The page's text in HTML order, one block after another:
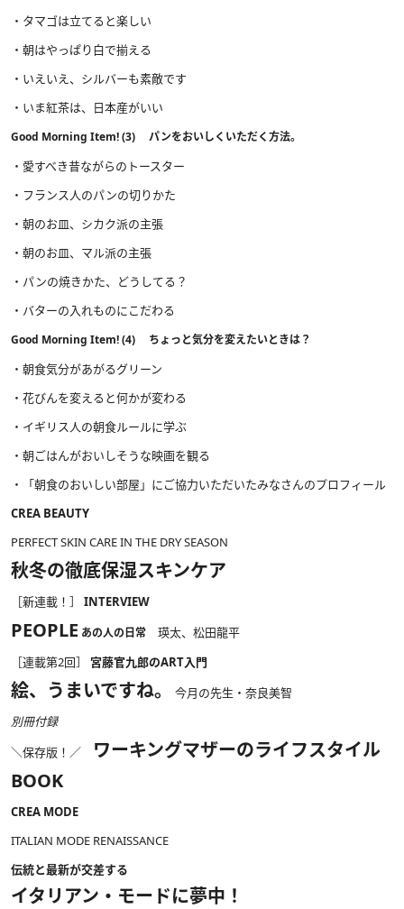
・タマゴは立てると楽しい
・朝はやっぱり白で揃える
・いえいえ、シルバーも素敵です
・いま紅茶は、日本産がいい
Good Morning Item! (3) パンをおいしくいただく方法。
・愛すべき昔ながらのトースター
・フランス人のパンの切りかた
・朝のお皿、シカク派の主張
・朝のお皿、マル派の主張
・パンの焼きかた、どうしてる？
・バターの入れものにこだわる
Good Morning Item! (4) ちょっと気分を変えたいときは？
・朝食気分があがるグリーン
・花びんを変えると何かが変わる
・イギリス人の朝食ルールに学ぶ
・朝ごはんがおいしそうな映画を観る
・「朝食のおいしい部屋」にご協力いただいたみなさんのプロフィール
CREA BEAUTY
PERFECT SKIN CARE IN THE DRY SEASON
秋冬の徹底保湿スキンケア
［新連載！］ INTERVIEW
PEOPLE あの人の日常 瑛太、松田龍平
［連載第2回］ 宮藤官九郎のART入門
絵、うまいですね。
今月の先生・奈良美智
別冊付録
＼保存版！／
ワーキングマザーのライフスタイル
BOOK
CREA MODE
ITALIAN MODE RENAISSANCE
伝統と最新が交差する
イタリアン・モードに夢中！